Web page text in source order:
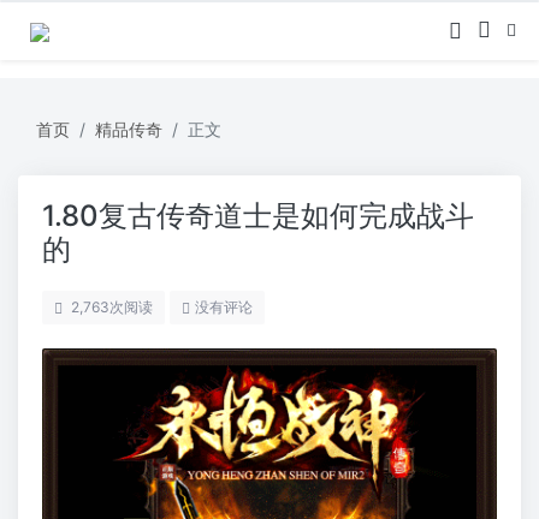
首页 精品传奇 正文
1.80复古传奇道士是如何完成战斗
的
2,763次阅读 没有评论